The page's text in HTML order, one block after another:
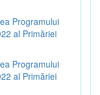
Programului
al Primăriei
Programului
al Primăriei